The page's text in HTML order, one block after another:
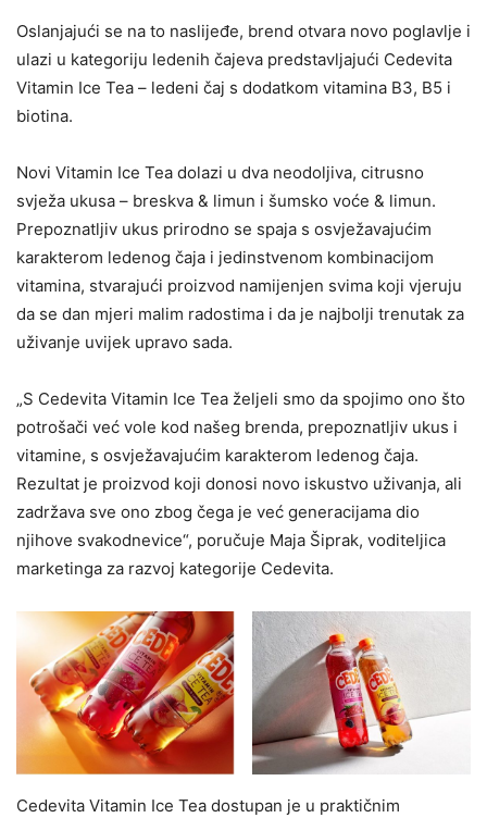
Oslanjajući se na to naslijeđe, brend otvara novo poglavlje i
ulazi u kategoriju ledenih čajeva predstavljajući Cedevita
Vitamin Ice Tea – ledeni čaj s dodatkom vitamina B3, B5 i
biotina.
Novi Vitamin Ice Tea dolazi u dva neodoljiva, citrusno
svježa ukusa – breskva & limun i šumsko voće & limun.
Prepoznatljiv ukus prirodno se spaja s osvježavajućim
karakterom ledenog čaja i jedinstvenom kombinacijom
vitamina, stvarajući proizvod namijenjen svima koji vjeruju
da se dan mjeri malim radostima i da je najbolji trenutak za
uživanje uvijek upravo sada.
„S Cedevita Vitamin Ice Tea željeli smo da spojimo ono što
potrošači već vole kod našeg brenda, prepoznatljiv ukus i
vitamine, s osvježavajućim karakterom ledenog čaja.
Rezultat je proizvod koji donosi novo iskustvo uživanja, ali
zadržava sve ono zbog čega je već generacijama dio
njihove svakodnevice“, poručuje Maja Šiprak, voditeljica
marketinga za razvoj kategorije Cedevita.
Cedevita Vitamin Ice Tea dostupan je u praktičnim